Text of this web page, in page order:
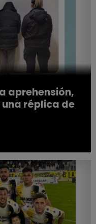
aprehensión,
réplica de